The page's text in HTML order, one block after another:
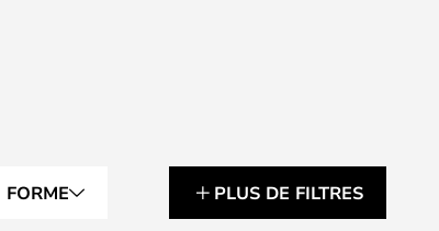
FORME PLUS DE FILTRES